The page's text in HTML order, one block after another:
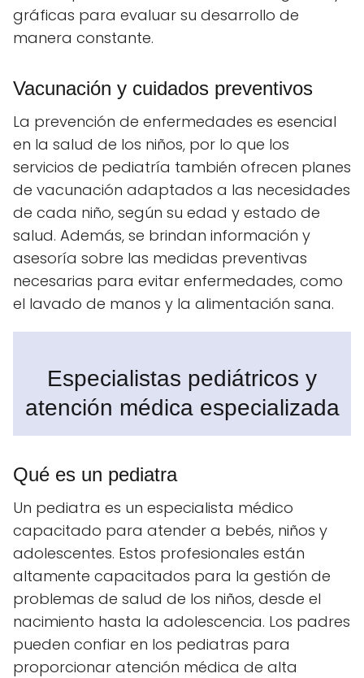
gráficas para evaluar su desarrollo de
manera constante.
Vacunación y cuidados preventivos
La prevención de enfermedades es esencial
en la salud de los niños, por lo que los
servicios de pediatría también ofrecen planes
de vacunación adaptados a las necesidades
de cada niño, según su edad y estado de
salud. Además, se brindan información y
asesoría sobre las medidas preventivas
necesarias para evitar enfermedades, como
el lavado de manos y la alimentación sana.
Especialistas pediátricos y
atención médica especializada
Qué es un pediatra
Un pediatra es un especialista médico
capacitado para atender a bebés, niños y
adolescentes. Estos profesionales están
altamente capacitados para la gestión de
problemas de salud de los niños, desde el
nacimiento hasta la adolescencia. Los padres
pueden confiar en los pediatras para
proporcionar atención médica de alta